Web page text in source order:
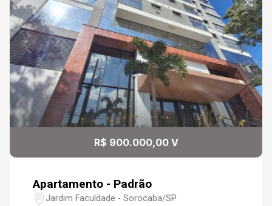
10
Aug/Mon
11
Aug/Tue
12
Aug/Wed
13:00
13:30
14:00
Continuar
R$ 900.000,00 V
Apartamento - Padrão
Jardim Faculdade - Sorocaba/SP